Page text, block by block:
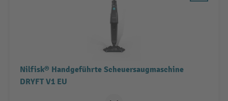
Nilfisk® Handgeführte Scheuersaugmaschine
DRYFT V1 EU